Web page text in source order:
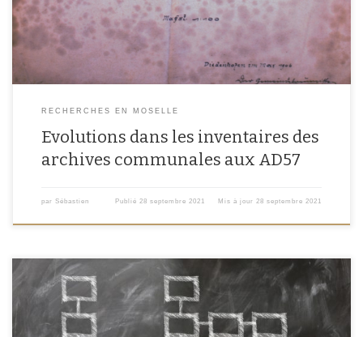
article vous permettra […]
RECHERCHES EN MOSELLE
Evolutions dans les inventaires des
archives communales aux AD57
par Sébastien Publié28 septembre 2021 Mis à jour28 septembre 2021